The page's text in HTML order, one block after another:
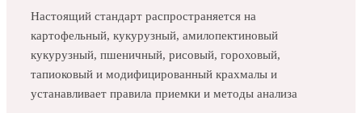
Настоящий стандарт распространяется на
картофельный, кукурузный, амилопектиновый
кукурузный, пшеничный, рисовый, гороховый,
тапиоковый и модифицированный крахмалы и
устанавливает правила приемки и методы анализа